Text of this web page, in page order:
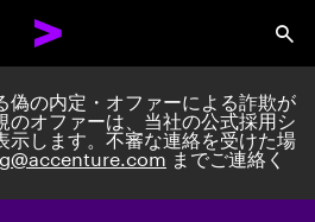
偽の内定・オファーによる詐欺が
のオファーは、当社の公式採用シ
示します。不審な連絡を受けた場
までご連絡く
at